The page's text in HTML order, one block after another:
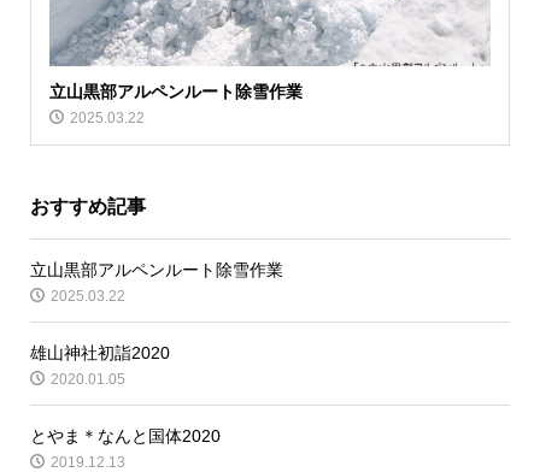
立山黒部アルペンルート除雪作業
2025.03.22
おすすめ記事
立山黒部アルペンルート除雪作業
2025.03.22
雄山神社初詣2020
2020.01.05
とやま＊なんと国体2020
2019.12.13